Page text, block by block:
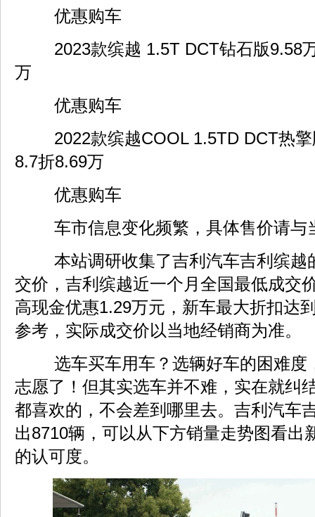
优惠购车
2023款缤越 1.5T DCT钻石版9.58
万
优惠购车
2022款缤越COOL 1.5TD DCT热擎
8.7折8.69万
优惠购车
车市信息变化频繁，具体售价请与
本站调研收集了吉利汽车吉利缤越
交价，吉利缤越近一个月全国最低成交
高现金优惠1.29万元，新车最大折扣达
参考，实际成交价以当地经销商为准。
选车买车用车？选辆好车的困难度
志愿了！但其实选车并不难，实在就纠
都喜欢的，不会差到哪里去。吉利汽车
出8710辆，可以从下方销量走势图看出
的认可度。